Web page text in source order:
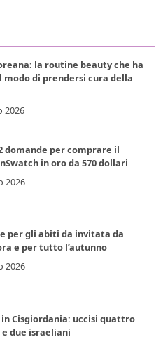
la routine beauty che ha
di prendersi cura della
2026
domande per comprare il
in oro da 570 dollari
2026
per gli abiti da invitata da
e per tutto l’autunno
2026
Cisgiordania: uccisi quattro
due israeliani